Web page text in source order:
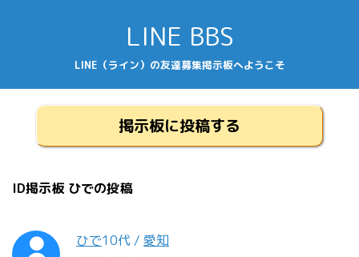
LINE BBS
LINE（ライン）の友達募集掲示板へようこそ
掲示板に投稿する
ID掲示板 ひでの投稿
ひで10代 / 愛知